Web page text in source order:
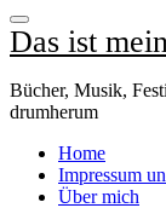
Das ist
Bücher, Musik,
drumherum
Home
Impressum
Über mich